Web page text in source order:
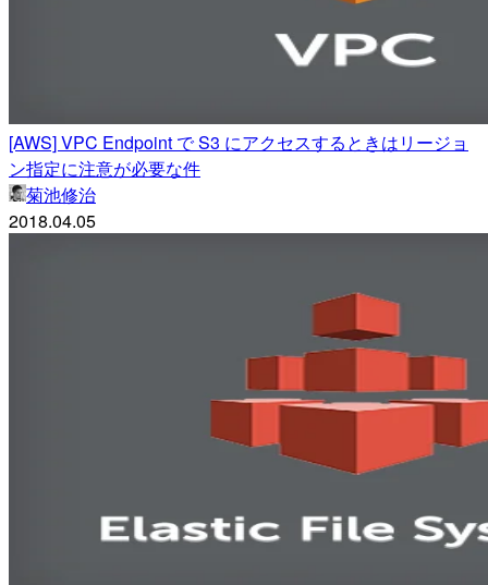
[AWS] VPC Endpoint で S3 にアクセスするときはリージョ
ン指定に注意が必要な件
菊池修治
2018.04.05